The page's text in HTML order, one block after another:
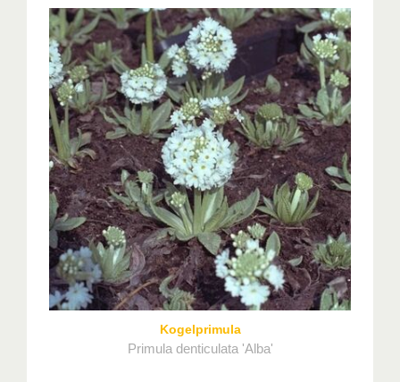
Kogelprimula
Primula denticulata 'Alba'